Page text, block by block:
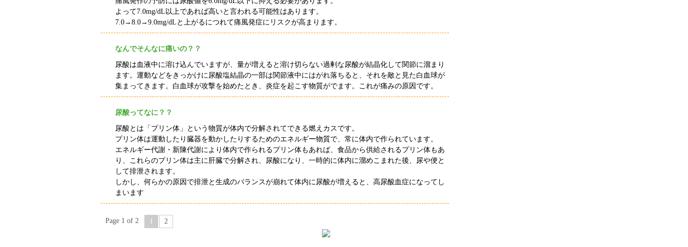
よって7.0mg/dL以上であれば高いと言われる可能性はあります。
7.0→8.0→9.0mg/dL と上がるにつれて痛風発症にリスクが高まります。
なんでそんなに痛いの？？
尿酸は血液中に溶け込んでいますが、量が増えると溶け切らない過剰な尿酸が結晶化して関節に溜まり
ます。運動などをきっかけに尿酸塩結晶の一部は関節液中にはがれ落ちると、それを敵と見た白血球が
集まってきます。白血球が攻撃を始めたとき、炎症を起こす物質がでます。これが痛みの原因です。
尿酸ってなに？？
尿酸とは「プリン体」という物質が体内で分解されてできる燃えカスです。
プリン体は運動したり臓器を動かしたりするためのエネルギー物質で、常に体内で作られています。
エネルギー代謝・新陳代謝により体内で作られるプリン体もあれば、食品から供給されるプリン体もあ
り、これらのプリン体は主に肝臓で分解され、尿酸になり、一時的に体内に溜めこまれた後、尿や便と
して排泄されます。
しかし、何らかの原因で排泄と生成のバランスが崩れて体内に尿酸が増えると、高尿酸血症になってし
まいます
Page 1 of 2 1 2